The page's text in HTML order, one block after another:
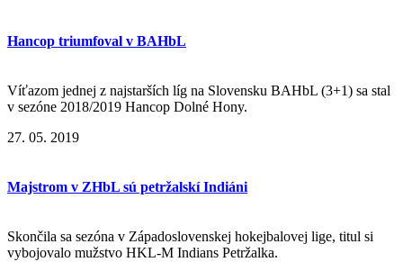
Hancop triumfoval v BAHbL
Víťazom jednej z najstarších líg na Slovensku BAHbL (3+1) sa stal
v sezóne 2018/2019 Hancop Dolné Hony.
27. 05. 2019
Majstrom v ZHbL sú petržalskí Indiáni
Skončila sa sezóna v Západoslovenskej hokejbalovej lige, titul si
vybojovalo mužstvo HKL-M Indians Petržalka.